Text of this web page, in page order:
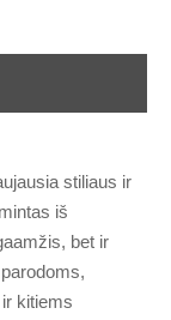
stiliaus ir
iš
bet ir
kitiems